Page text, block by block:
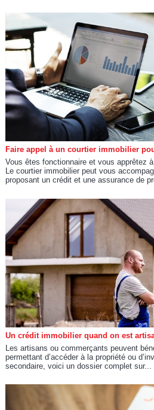
Faire appel à un courtier immobilier
Vous êtes fonctionnaire et vous apprêtez
Le courtier immobilier peut vous
proposant un crédit et une assurance de
Un crédit immobilier quand on est
Les artisans ou commerçants peuvent
permettant d’accéder à la propriété ou
secondaire, voici un dossier complet sur...